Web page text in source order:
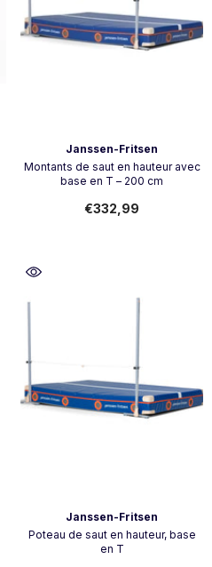
Vendeur:Janssen-Fritsen
Montants de saut en hauteur avec
base en T – 200 cm
€332,99
Vendeur:Janssen-Fritsen
Poteau de saut en hauteur, base
en T